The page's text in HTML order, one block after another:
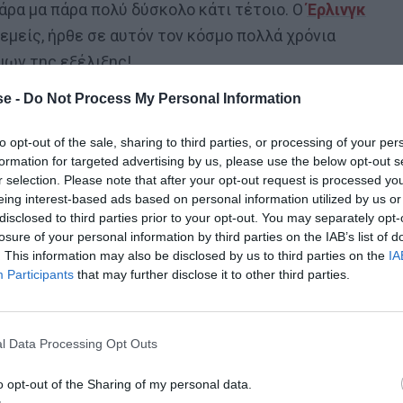
- Do Not Process My Personal Information
opt-out of the sale, sharing to third parties, or processing of your
for targeted advertising by us, please use the below opt-out
selection. Please note that after your opt-out request is processed
interest-based ads based on personal information utilized by us
to third parties prior to your opt-out. You may separately
of your personal information by third parties on the IAB’s list of
This information may also be disclosed by us to third parties on the
Participants that may further disclose it to other third parties.
Data Processing Opt Outs
opt-out of the Sharing of my personal data.
μα πάρα πολύ δύσκολο κάτι τέτοιο. ΟΈρλινγκ
ήρθε σε αυτόν τον κόσμο πολλά χρόνια
της εξέλιξης!
Σίτιείναι το best of της Νορβηγίας.
αίμα» και άλλαξε ύφος, στάση σώματος και
να πάρει την κεφαλιά. Πώς σημάδεψε και
στέλνοντας κάτι σαν οβίδα στο τέρμα του
εν ειρήνη για τους αντιπάλους…
ποτέ μόνος. ΟΚ, ούτε οι άλλοι θα μπορούσαν ποτέ
όλων, η Ιστορία βρίθει τέτοιων
ένα σωρό πολύ καλοί παίκτες σε αυτή
κατά τύχη δεν προέκυψε.